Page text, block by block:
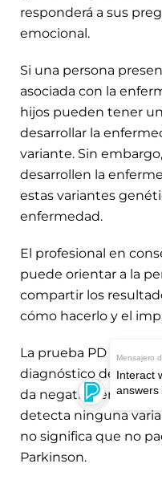
responderá a sus
emocional.
Si una persona
asociada con la
hijos pueden tener
desarrollar la
variante. Sin
desarrollen la
estas variantes
enfermedad.
El profesional en
puede orientar a la
compartir los
cómo hacerlo y el
La prueba PD
diagnóstico de la EP.
da negativo en la
detecta ninguna
no significa que no
Parkinson.